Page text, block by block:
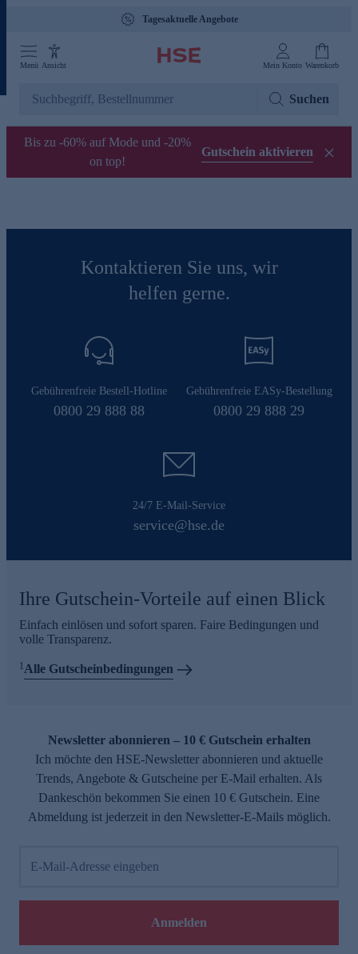
Tagesaktuelle Angebote
Menü Ansicht Mein Konto Warenkorb
Suchen
Bis zu -60% auf Mode und -20%
on top!
Gutschein aktivieren
Kontaktieren Sie uns, wir
helfen gerne.
Gebührenfreie Bestell-Hotline
0800 29 888 88
Gebührenfreie EASy-Bestellung
0800 29 888 29
24/7 E-Mail-Service
service@hse.de
Ihre Gutschein-Vorteile auf einen Blick
Einfach einlösen und sofort sparen. Faire Bedingungen und
volle Transparenz.
1Alle Gutscheinbedingungen
Newsletter abonnieren – 10 € Gutschein erhalten
Ich möchte den HSE-Newsletter abonnieren und aktuelle
Trends, Angebote & Gutscheine per E-Mail erhalten. Als
Dankeschön bekommen Sie einen 10 € Gutschein. Eine
Abmeldung ist jederzeit in den Newsletter-E-Mails möglich.
E-Mail-Adresse eingeben
Anmelden